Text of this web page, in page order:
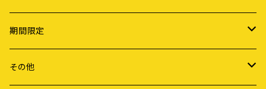
ライフスタイル
労働
期間限定
謝恩セール
その他